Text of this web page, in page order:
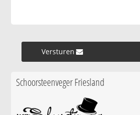
Versturen »
Schoorsteenveger Friesland